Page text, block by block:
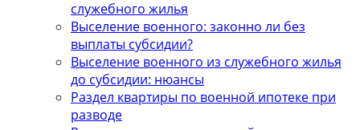
служебного жилья
Выселение военного: законно ли без
выплаты субсидии?
Выселение военного из служебного жилья
до субсидии: нюансы
Раздел квартиры по военной ипотеке при
разводе